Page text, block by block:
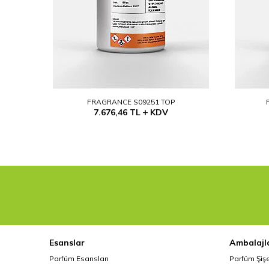
FRAGRANCE S09251 TOP
7.676,46 TL KDV
Esanslar
Parfüm Esansları Parfüm